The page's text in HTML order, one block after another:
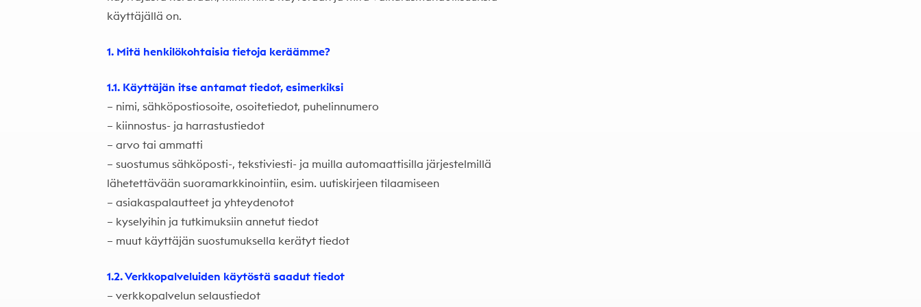
käyttäjällä on.
1. Mitä henkilökohtaisia tietoja keräämme?
1.1. Käyttäjän itse antamat tiedot, esimerkiksi
– nimi, sähköpostiosoite, osoitetiedot, puhelinnumero
– kiinnostus- ja harrastustiedot
– arvo tai ammatti
– suostumus sähköposti-, tekstiviesti- ja muilla automaattisilla järjestelmillä
lähetettävään suoramarkkinointiin, esim. uutiskirjeen tilaamiseen
– asiakaspalautteet ja yhteydenotot
– kyselyihin ja tutkimuksiin annetut tiedot
– muut käyttäjän suostumuksella kerätyt tiedot
1.2. Verkkopalveluiden käytöstä saadut tiedot
– verkkopalvelun selaustiedot